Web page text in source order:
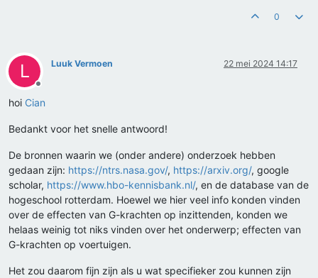
0
L
Offline
Luuk Vermoen 22 mei 2024 14:17
hoi Cian
Bedankt voor het snelle antwoord!
De bronnen waarin we (onder andere) onderzoek hebben
gedaan zijn: https://ntrs.nasa.gov/, https://arxiv.org/, google
scholar, https://www.hbo-kennisbank.nl/, en de database van de
hogeschool rotterdam. Hoewel we hier veel info konden vinden
over de effecten van G-krachten op inzittenden, konden we
helaas weinig tot niks vinden over het onderwerp; effecten van
G-krachten op voertuigen.
Het zou daarom fijn zijn als u wat specifieker zou kunnen zijn